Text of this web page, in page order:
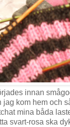
innan
jag kom hem och
mina båda
svart-rosa ska